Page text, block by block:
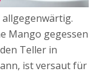
Mango gegessen
Teller in
ist versaut für